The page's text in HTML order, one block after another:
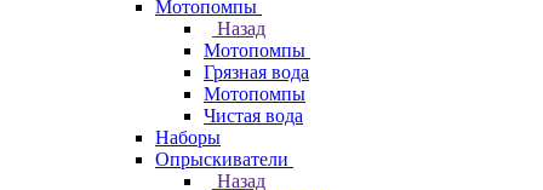
Мотопомпы
Назад
Мотопомпы
Грязная вода
Мотопомпы
Чистая вода
Наборы
Опрыскиватели
Назад